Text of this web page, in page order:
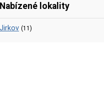
Nabízené lokality
Jirkov (11)